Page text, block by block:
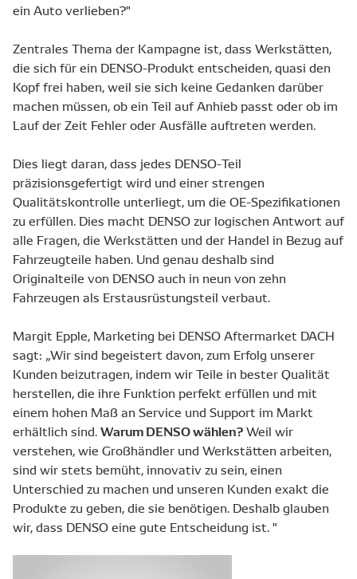
ein Auto verlieben?"
Zentrales Thema der Kampagne ist, dass Werkstätten,
die sich für ein DENSO-Produkt entscheiden, quasi den
Kopf frei haben, weil sie sich keine Gedanken darüber
machen müssen, ob ein Teil auf Anhieb passt oder ob im
Lauf der Zeit Fehler oder Ausfälle auftreten werden.
Dies liegt daran, dass jedes DENSO-Teil
präzisionsgefertigt wird und einer strengen
Qualitätskontrolle unterliegt, um die OE-Spezifikationen
zu erfüllen. Dies macht DENSO zur logischen Antwort auf
alle Fragen, die Werkstätten und der Handel in Bezug auf
Fahrzeugteile haben. Und genau deshalb sind
Originalteile von DENSO auch in neun von zehn
Fahrzeugen als Erstausrüstungsteil verbaut.
Margit Epple, Marketing bei DENSO Aftermarket DACH
sagt: „Wir sind begeistert davon, zum Erfolg unserer
Kunden beizutragen, indem wir Teile in bester Qualität
herstellen, die ihre Funktion perfekt erfüllen und mit
einem hohen Maß an Service und Support im Markt
erhältlich sind.Warum DENSO wählen?Weil wir
verstehen, wie Großhändler und Werkstätten arbeiten,
sind wir stets bemüht, innovativ zu sein, einen
Unterschied zu machen und unseren Kunden exakt die
Produkte zu geben, die sie benötigen. Deshalb glauben
wir, dass DENSO eine gute Entscheidung ist. "